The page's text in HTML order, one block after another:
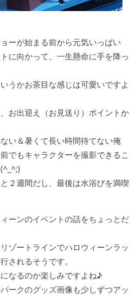
ーが始まる前から元気いっぱい
に向かって、一生懸命に手を降っ
うかお茶目な感じは可愛いですよ
お出迎え（お見送り）ポイントか
い＆暑くて長い時間待てない俺
でもキャラクターを撮影できるこ
２週間だし、最後は水浴びを満喫
ーンのイベントの話をちょっとだ
ゾートラインでハロウィーンラッ
されるそうです。
なるのか楽しみですよね♪
ークのグッズ画像も少しずつアッ